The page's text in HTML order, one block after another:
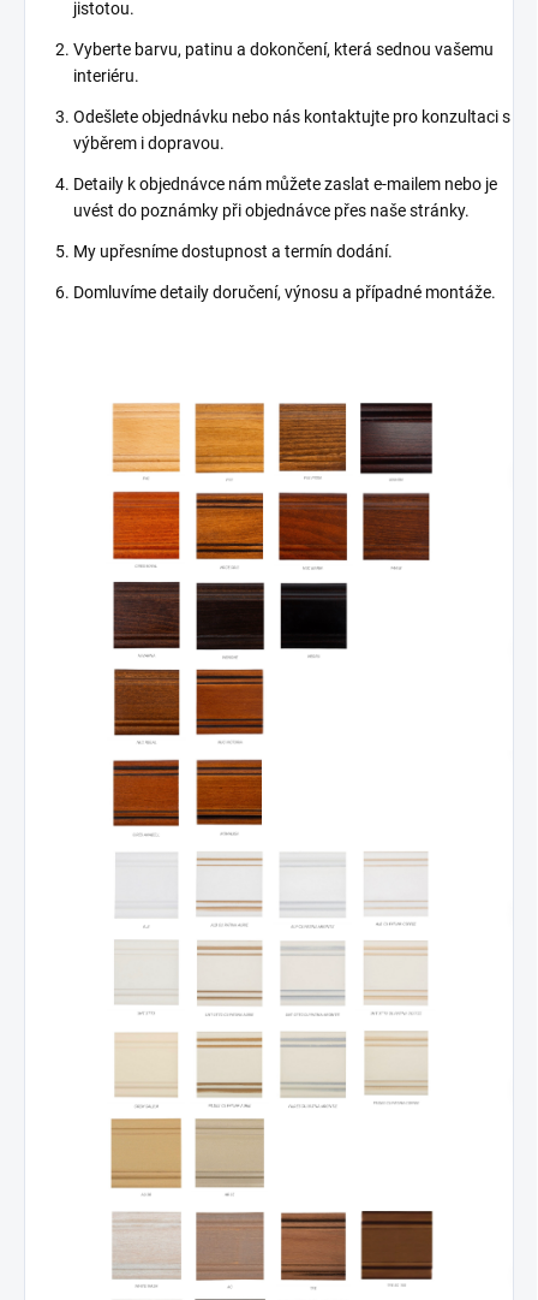
jistotou.
Vyberte barvu, patinu a dokončení, která sednou vašemu
interiéru.
Odešlete objednávku nebo nás kontaktujte pro konzultaci s
výběrem i dopravou.
Detaily k objednávce nám můžete zaslat e-mailem nebo je
uvést do poznámky při objednávce přes naše stránky.
My upřesníme dostupnost a termín dodání.
Domluvíme detaily doručení, výnosu a případné montáže.